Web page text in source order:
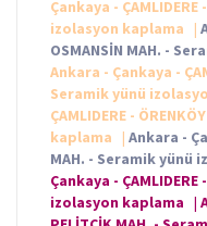
Çankaya -
izolasyon kaplama
|
OSMANSİN MAH. -
Ankara - Çankaya -
Seramik yünü
ÇAMLIDERE -
kaplama
| Ankara -
MAH. - Seramik yünü
Çankaya -
izolasyon kaplama |